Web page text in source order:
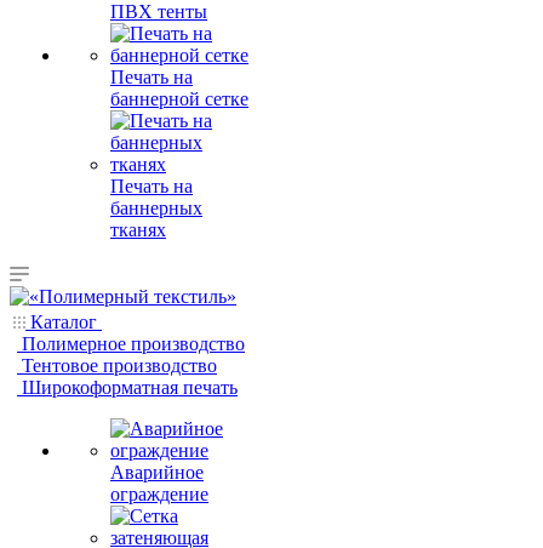
ПВХ тенты
Печать на
баннерной сетке
Печать на
баннерных
тканях
Каталог
Полимерное производство
Тентовое производство
Широкоформатная печать
Аварийное
ограждение